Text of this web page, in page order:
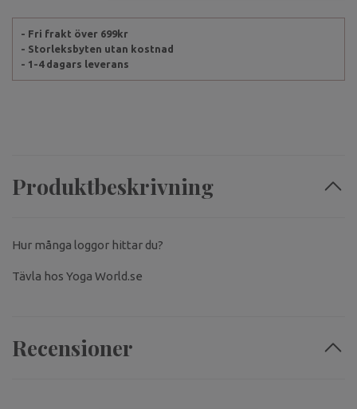
- Fri frakt över 699kr
- Storleksbyten utan kostnad
- 1-4 dagars leverans
Produktbeskrivning
Hur många loggor hittar du?
Tävla hos Yoga World.se
Recensioner